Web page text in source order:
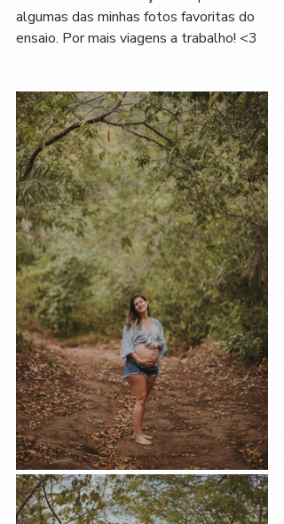
algumas das minhas fotos favoritas do
ensaio. Por mais viagens a trabalho! <3